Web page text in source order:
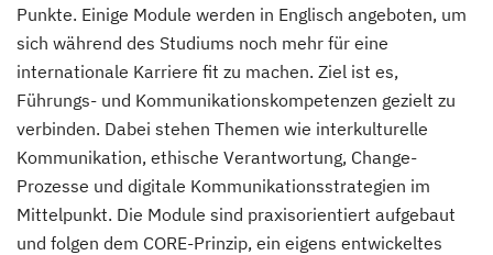
Punkte. Einige Module werden in Englisch angeboten, um
sich während des Studiums noch mehr für eine
internationale Karriere fit zu machen. Ziel ist es,
Führungs- und Kommunikationskompetenzen gezielt zu
verbinden. Dabei stehen Themen wie interkulturelle
Kommunikation, ethische Verantwortung, Change-
Prozesse und digitale Kommunikationsstrategien im
Mittelpunkt. Die Module sind praxisorientiert aufgebaut
und folgen dem CORE-Prinzip, ein eigens entwickeltes